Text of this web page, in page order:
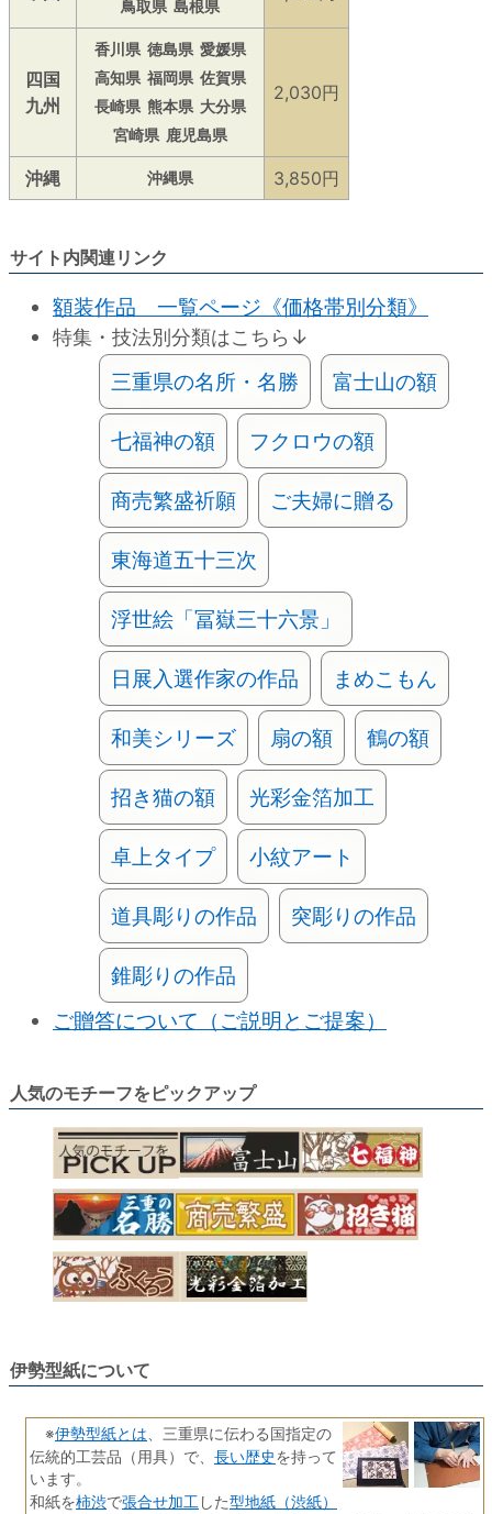
鳥取県 島根県
四国
九州
香川県 徳島県 愛媛県
高知県 福岡県 佐賀県
長崎県 熊本県 大分県
宮崎県 鹿児島県
2,030円
沖縄 沖縄県 3,850円
サイト内関連リンク
額装作品 一覧ページ《価格帯別分類》
特集・技法別分類はこちら↓
三重県の名所・名勝 富士山の額
七福神の額 フクロウの額
商売繁盛祈願 ご夫婦に贈る
東海道五十三次
浮世絵「冨嶽三十六景」
日展入選作家の作品 まめこもん
和美シリーズ 扇の額 鶴の額
招き猫の額 光彩金箔加工
卓上タイプ 小紋アート
道具彫りの作品 突彫りの作品
錐彫りの作品
ご贈答について（ご説明とご提案）
人気のモチーフをピックアップ
伊勢型紙について
※伊勢型紙とは、三重県に伝わる国指定の
伝統的工芸品（用具）で、 長い歴史を持って
います。
和紙を柿渋で張合せ加工した型地紙（渋紙）